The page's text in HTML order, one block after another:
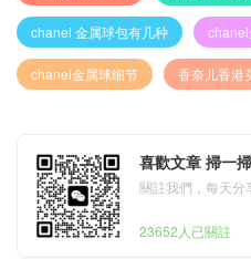
chanel 金属球包有几种 chanel
chanel金属球细节 香奈儿香港
喜歡文章 掃一
關註我們，每天分
23652人已關註